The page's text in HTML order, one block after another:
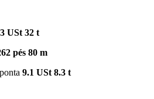
USt 32 t
pés 80 m
9.1 USt 8.3 t